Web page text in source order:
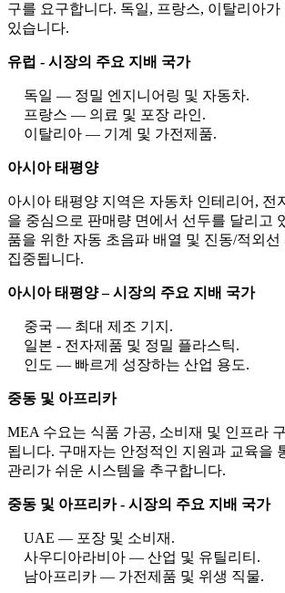
구를 요구합니다. 독일, 프랑스, ​​이탈리아가
있습니다.
유럽 ​​- 시장의 주요 지배 국가
독일 — 정밀 엔지니어링 및 자동차.
프랑스 — 의료 및 포장 라인.
이탈리아 — 기계 및 가전제품.
아시아 태평양
아시아 태평양 지역은 자동차 인테리어, 전
을 중심으로 판매량 면에서 선두를 달리고
품을 위한 자동 초음파 배열 및 진동/적외
집중됩니다.
아시아 태평양 – 시장의 주요 지배 국가
중국 — 최대 제조 기지.
일본 - 전자제품 및 정밀 플라스틱.
인도 — 빠르게 성장하는 산업 용도.
중동 및 아프리카
MEA 수요는 식품 가공, 소비재 및 인프라
됩니다. 구매자는 안정적인 지원과 교육을
관리가 쉬운 시스템을 추구합니다.
중동 및 아프리카 - 시장의 주요 지배 국가
UAE — 포장 및 소비재.
사우디아라비아 — 산업 및 유틸리티.
남아프리카 — 가전제품 및 위생 직물.